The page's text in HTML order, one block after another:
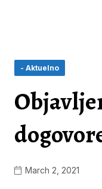
- Aktuelno
March 2, 2021